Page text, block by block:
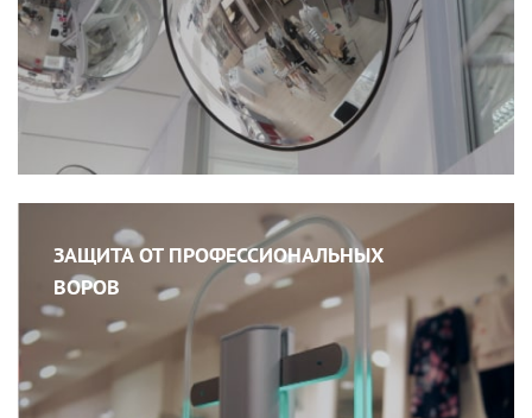
ЗАЩИТА ОТ ПРОФЕССИОНАЛЬНЫХ
ВОРОВ